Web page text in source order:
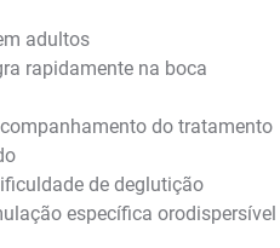
adultos
rapidamente na boca
do tratamento
de deglutição
específica orodispersível